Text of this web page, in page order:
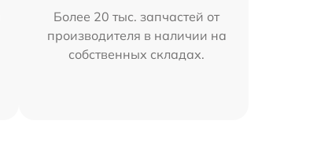
Более 20 тыс. запчастей от
производителя в наличии на
собственных складах.